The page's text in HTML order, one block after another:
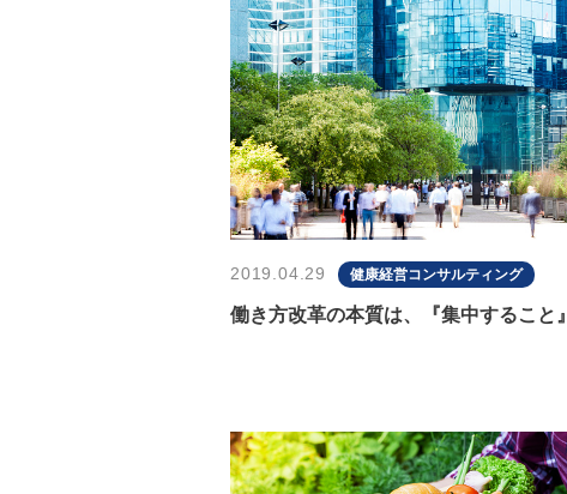
2019.04.29 健康経営コンサルティング
働き方改革の本質は、『集中すること』